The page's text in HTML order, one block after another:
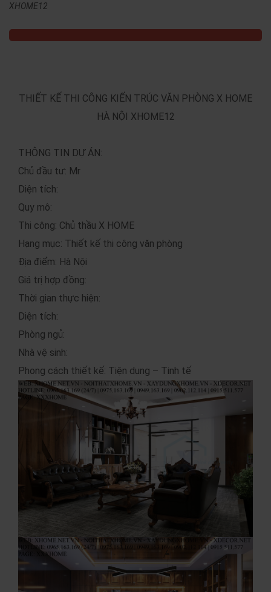
XHOME12
THIẾT KẾ THI CÔNG KIẾN TRÚC VĂN PHÒNG X HOME
HÀ NỘI XHOME12
THÔNG TIN DỰ ÁN:
Chủ đầu tư: Mr
Diện tích:
Quy mô:
Thi công: Chủ thầu X HOME
Hạng mục: Thiết kế thi công văn phòng
Địa điểm: Hà Nội
Giá trị hợp đồng:
Thời gian thực hiện:
Diện tích:
Phòng ngủ:
Nhà vệ sinh:
Phong cách thiết kế: Tiện dụng – Tinh tế